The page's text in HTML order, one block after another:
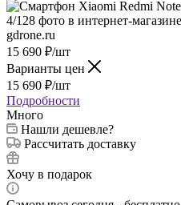
15 690 ₽/шт
Варианты цен
15 690 ₽/шт
Подробности
Много
Нашли дешевле?
Рассчитать доставку
Хочу в подарок